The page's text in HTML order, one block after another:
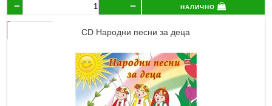
налично
CD Народни песни за деца